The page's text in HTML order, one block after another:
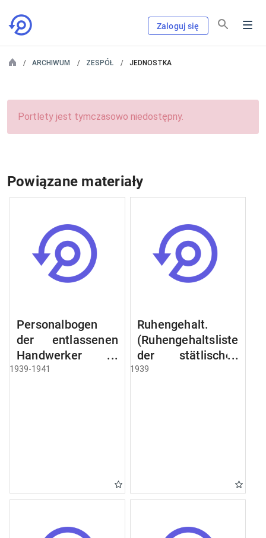
Zaloguj się
ARCHIWUM ZESPÓŁ JEDNOSTKA
Portlety jest tymczasowo niedostępny.
Powiązane materiały
Personalbogen
der entlassenen
Handwerker u.
Arbeiter des
1939-1941
Ruhengehalt.
(Ruhengehaltsliste
der stätlischen
Beamten u.
Raczyński! Schen
Bibliothek).
1939